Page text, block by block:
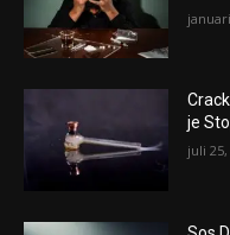
je
juli 25,